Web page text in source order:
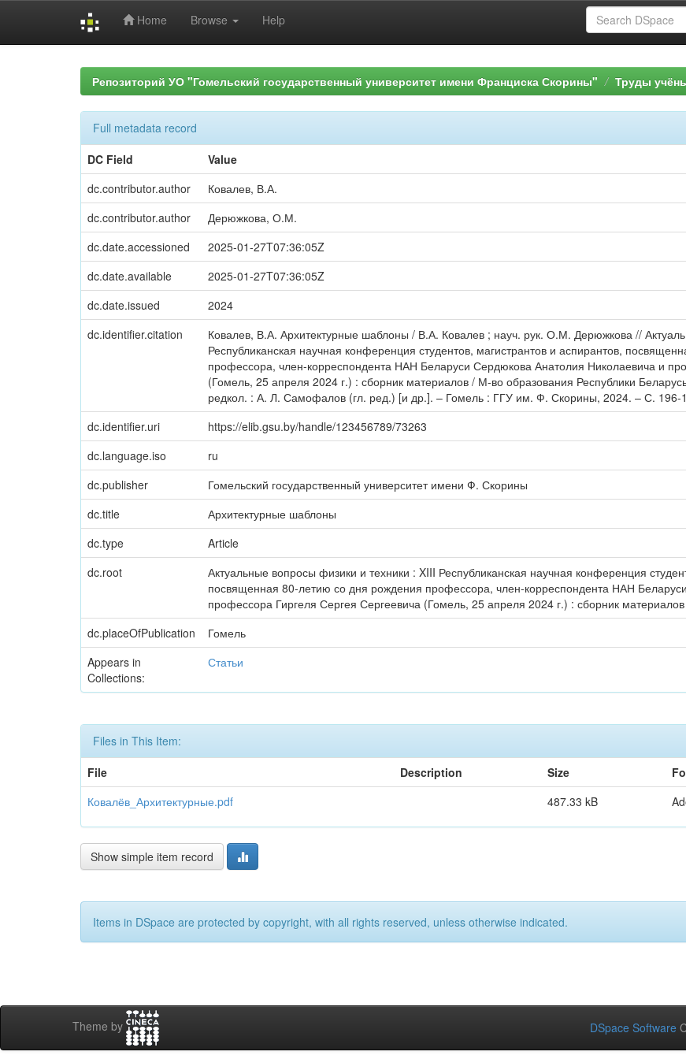
Home Browse Help
Репозиторий УО "Гомельский государственный университет имени Франциска Скорины" Труды
Full metadata record
DC Field
Value
dc.contributor.author
Ковалев, В.А.
dc.contributor.author
Дерюжкова, О.М.
dc.date.accessioned
2025-01-27T07:36:05Z
dc.date.available
2025-01-27T07:36:05Z
dc.date.issued
2024
dc.identifier.citation
Ковалев, В.А. Архитектурные шаблоны / В.А. Ковалев ; науч. рук. О.М. Дерюжкова //
Республиканская научная конференция студентов, магистрантов и аспирантов,
профессора, член-корреспондента НАН Беларуси Сердюкова Анатолия Николаевича и
(Гомель, 25 апреля 2024 г.) : сборник материалов / М-во образования Республики
редкол. : А. Л. Самофалов (гл. ред.) [и др.]. – Гомель : ГГУ им. Ф. Скорины, 2024. – С. 196-
dc.identifier.uri https://elib.gsu.by/handle/123456789/73263
dc.language.iso
ru
dc.publisher
Гомельский государственный университет имени Ф. Скорины
dc.title
Архитектурные шаблоны
dc.type
Article
dc.root
Актуальные вопросы физики и техники : XIII Республиканская научная конференция
посвященная 80-летию со дня рождения профессора, член-корреспондента НАН
профессора Гиргеля Сергея Сергеевича (Гомель, 25 апреля 2024 г.) : сборник материалов
dc.placeOfPublication Гомель
Appears in
Collections:
Статьи
Files in This Item:
File
Description Size
Ковалёв_Архитектурные.pdf
487.33 kB
Show simple item record
Items in DSpace are protected by copyright, with all rights reserved, unless otherwise indicated.
Theme by DSpace Software